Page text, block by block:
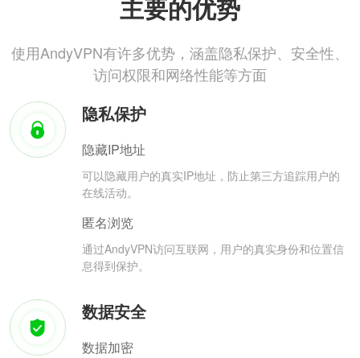
主要的优势
使用AndyVPN有许多优势，涵盖隐私保护、安全性、
访问权限和网络性能等方面
隐私保护
隐藏IP地址
可以隐藏用户的真实IP地址，防止第三方追踪用户的
在线活动。
匿名浏览
通过AndyVPN访问互联网，用户的真实身份和位置信
息得到保护。
数据安全
数据加密